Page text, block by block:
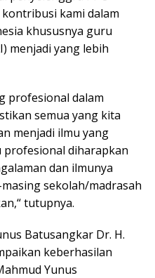
kami dalam
khususnya guru
menjadi yang lebih
profesional dalam
semua yang kita
menjadi ilmu yang
diharapkan
dan ilmunya
sekolah/madrasah
tutupnya.
Batusangkar Dr. H.
keberhasilan
Yunus